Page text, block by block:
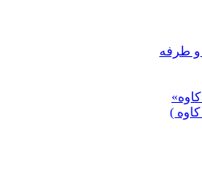
و طرفه
)